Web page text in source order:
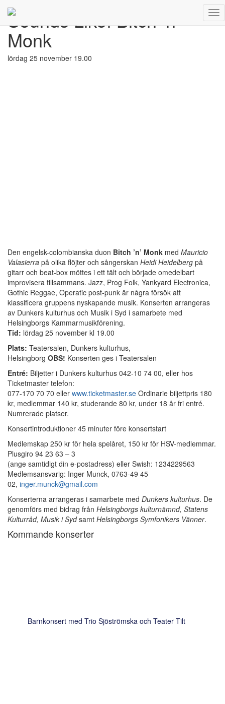
Sounds
Like!
Bitch
’n’
Monk
Sounds Like! Bitch ’n’
Monk
lördag 25 november 19.00
Den engelsk-colombianska duon Bitch ’n’ Monk med Mauricio
Valasierra på olika flöjter och sångerskan Heidi Heidelberg på
gitarr och beat-box möttes i ett tält och började omedelbart
improvisera tillsammans. Jazz, Prog Folk, Yankyard Electronica,
Gothic Reggae, Operatic post-punk är några försök att
klassificera gruppens nyskapande musik. Konserten arrangeras
av Dunkers kulturhus och Musik i Syd i samarbete med
Helsingborgs Kammarmusikförening.
Tid: lördag 25 november kl 19.00
Plats: Teatersalen, Dunkers kulturhus,
Helsingborg OBS! Konserten ges i Teatersalen
Entré: Biljetter i Dunkers kulturhus 042-10 74 00, eller hos
Ticketmaster telefon:
077-170 70 70 eller www.ticketmaster.se Ordinarie biljettpris 180
kr, medlemmar 140 kr, studerande 80 kr, under 18 år fri entré.
Numrerade platser.
Konsertintroduktioner 45 minuter före konsertstart
Medlemskap 250 kr för hela spelåret, 150 kr för HSV-medlemmar.
Plusgiro 94 23 63 – 3
(ange samtidigt din e-postadress) eller Swish: 1234229563
Medlemsansvarig: Inger Munck, 0763-49 45
02, inger.munck@gmail.com
Konserterna arrangeras i samarbete med Dunkers kulturhus. De
genomförs med bidrag från Helsingborgs kulturnämnd, Statens
Kulturråd, Musik i Sydsamt Helsingborgs Symfonikers Vänner.
Kommande konserter
Barnkonsert med Trio Sjöströmska och Teater Tilt